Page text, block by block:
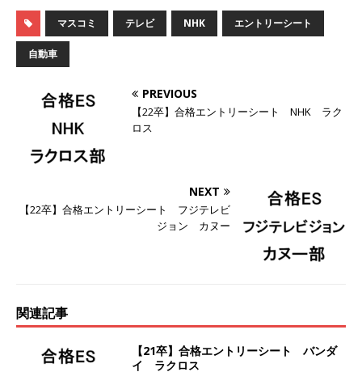
ーゴー
体育会積極採用企業
り速く、高い成長を求める人には超魅力的な挑戦
環境!! ｜ 日本で初めてインターネット広告事業を
体育会積極採用企業
[ 2026年5月14日 ]
【 28卒 ｜ 体験型インターン
シップ 】スタンダード上場 ｜ 業界No.1 企業医
る ｜ 土日祝休み ｜ 年間休日124日 ｜ ギミック
体育会積極採用企業
マスコミ テレビ NHK エントリーシート
自動車
PREVIOUS
【22卒】合格エントリーシート NHK ラク
ロス
NEXT
【22卒】合格エントリーシート フジテレビ
ジョン カヌー
関連記事
【21卒】合格エントリーシート バンダ
イ ラクロス